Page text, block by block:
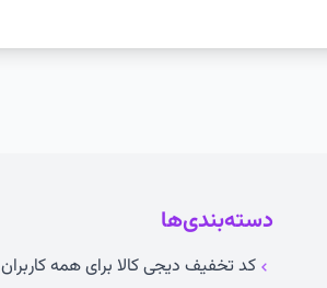
دسته‌بندی‌ها
کد تخفیف دیجی کالا برای همه کاربران